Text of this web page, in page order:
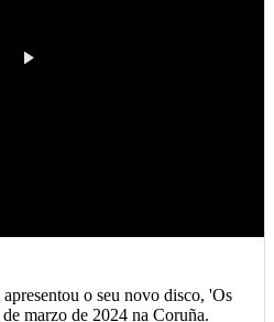
o seu novo disco, 'Os
marzo de 2024 na Coruña.